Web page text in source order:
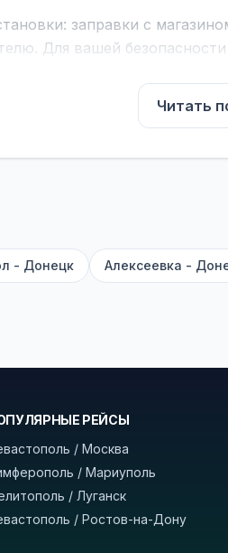
заправки с
Для вашей
для комфортной поездки:
автобусах работают
печатать билет
место посадки, время и
командаBUSTRIP.PRO
Читать
- Донецк Алексеевка -
РЕЙСЫ
/ Москва
/ Мариуполь
/ Луганск
/ Ростов-на-Дону